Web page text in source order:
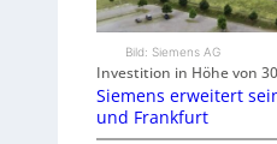
Bild: Siemens AG
Investition in Höhe von
Siemens erweitert
und Frankfurt